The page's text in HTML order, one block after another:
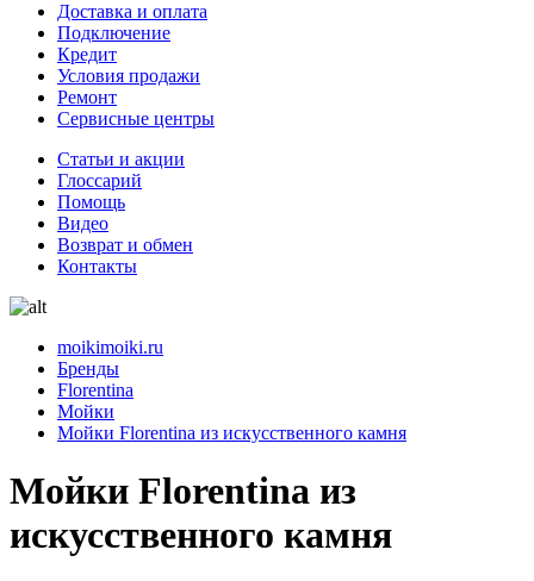
Доставка и оплата
Подключение
Кредит
Условия продажи
Ремонт
Сервисные центры
Статьи и акции
Глоссарий
Помощь
Видео
Возврат и обмен
Контакты
moikimoiki.ru
Бренды
Florentina
Мойки
Мойки Florentina из искусственного камня
Мойки Florentina из
искусственного камня